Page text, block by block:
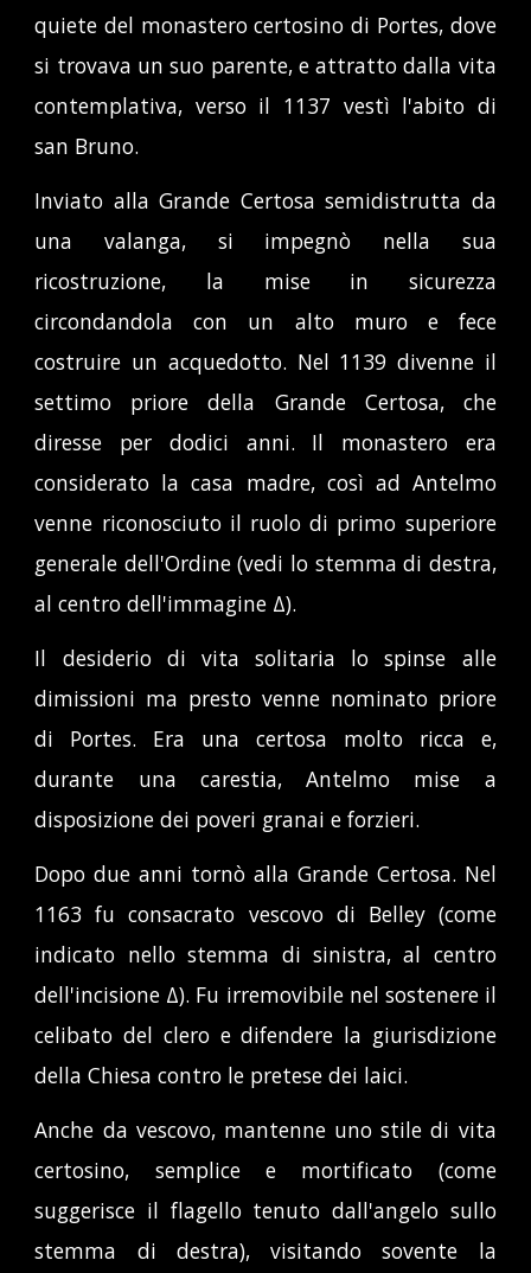
quiete del monastero certosino di Portes, dove
si trovava un suo parente, e attratto dalla vita
contemplativa, verso il 1137 vestì l'abito di
san Bruno.
Inviato alla Grande Certosa semidistrutta da
una valanga, si impegnò nella sua
ricostruzione, la mise in sicurezza
circondandola con un alto muro e fece
costruire un acquedotto. Nel 1139 divenne il
settimo priore della Grande Certosa, che
diresse per dodici anni. Il monastero era
considerato la casa madre, così ad Antelmo
venne riconosciuto il ruolo di primo superiore
generale dell'Ordine (vedi lo stemma di destra,
al centro dell'immagine Δ).
Il desiderio di vita solitaria lo spinse alle
dimissioni ma presto venne nominato priore
di Portes. Era una certosa molto ricca e,
durante una carestia, Antelmo mise a
disposizione dei poveri granai e forzieri.
Dopo due anni tornò alla Grande Certosa. Nel
1163 fu consacrato vescovo di Belley (come
indicato nello stemma di sinistra,al centro
dell'incisione Δ). Fu irremovibile nel sostenere il
celibato del clero e difendere la giurisdizione
della Chiesa contro le pretese dei laici.
Anche da vescovo, mantenne uno stile di vita
certosino, semplice e mortificato (come
suggerisce il flagello tenuto dall'angelo sullo
stemma di destra), visitando sovente la